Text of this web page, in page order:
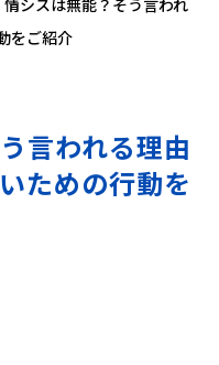
情シスは無能？そう言われ
をご紹介
言われる理由
ための行動を